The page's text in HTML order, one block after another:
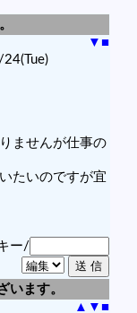
▼ ■
ませんが仕事の
たいのですが宜
ー/
います。
▲ ▼ ■